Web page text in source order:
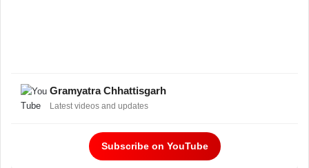
Gramyatra Chhattisgarh
Latest videos and updates
Subscribe on YouTube